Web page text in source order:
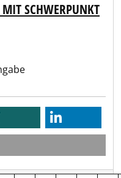
SCHWERPUNKT